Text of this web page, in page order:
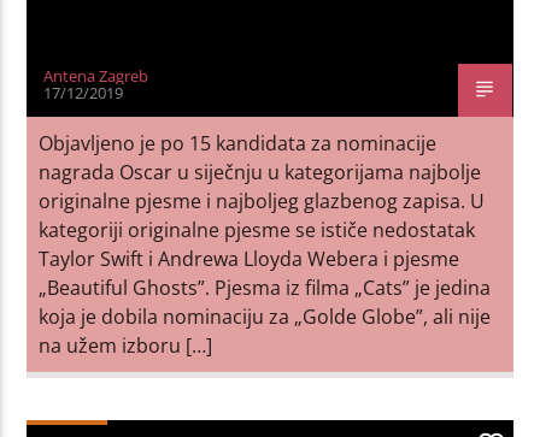
Antena Zagreb
17/12/2019
Objavljeno je po 15 kandidata za nominacije
nagrada Oscar u siječnju u kategorijama najbolje
originalne pjesme i najboljeg glazbenog zapisa. U
kategoriji originalne pjesme se ističe nedostatak
Taylor Swift i Andrewa Lloyda Webera i pjesme
„Beautiful Ghosts”. Pjesma iz filma „Cats” je jedina
koja je dobila nominaciju za „Golde Globe”, ali nije
na užem izboru […]